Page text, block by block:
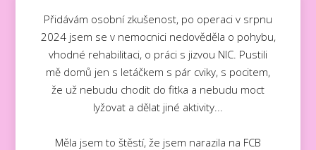
Přidávám osobní zkušenost, po operaci v srpnu
2024 jsem se v nemocnici nedověděla o pohybu,
vhodné rehabilitaci, o práci s jizvou NIC. Pustili
mě domů jen s letáčkem s pár cviky, s pocitem,
že už nebudu chodit do fitka a nebudu moct
lyžovat a dělat jiné aktivity...
Měla jsem to štěstí, že jsem narazila na FCB